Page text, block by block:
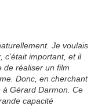
Je voulais
c’était important, et il
de réaliser un film
Donc, en cherchant
à Gérard Darmon. Ce
capacité